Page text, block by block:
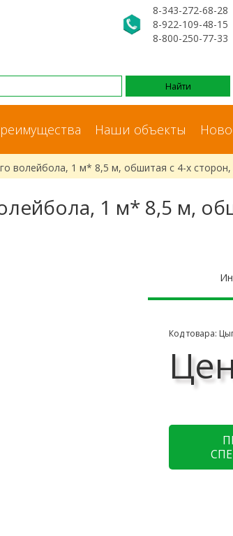
8-343-272-68-28
8-922-109-48-15
8-800-250-77-33
Наши объекты
волейбола, 1 м* 8,5 м, обшитая с 4-х
1 м* 8,5 м,
Код товара: